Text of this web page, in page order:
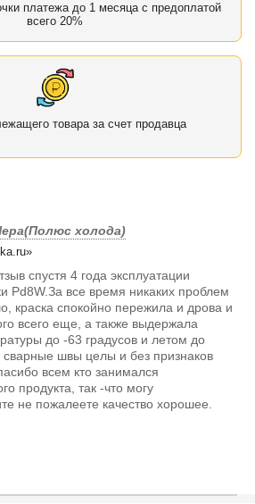
платежа до 1 месяца с предоплатой
всего 20%
товара за счет продавца
холода)
спустя 4 года эксплуатации
Pd8W.За все время никаких проблем
краска спокойно пережила и дрова и
всего еще, а также выдержала
до -63 градусов и летом до
швы целы и без признаков
всем кто занимался
продукта, так -что могу
не пожалеете качество хорошее.